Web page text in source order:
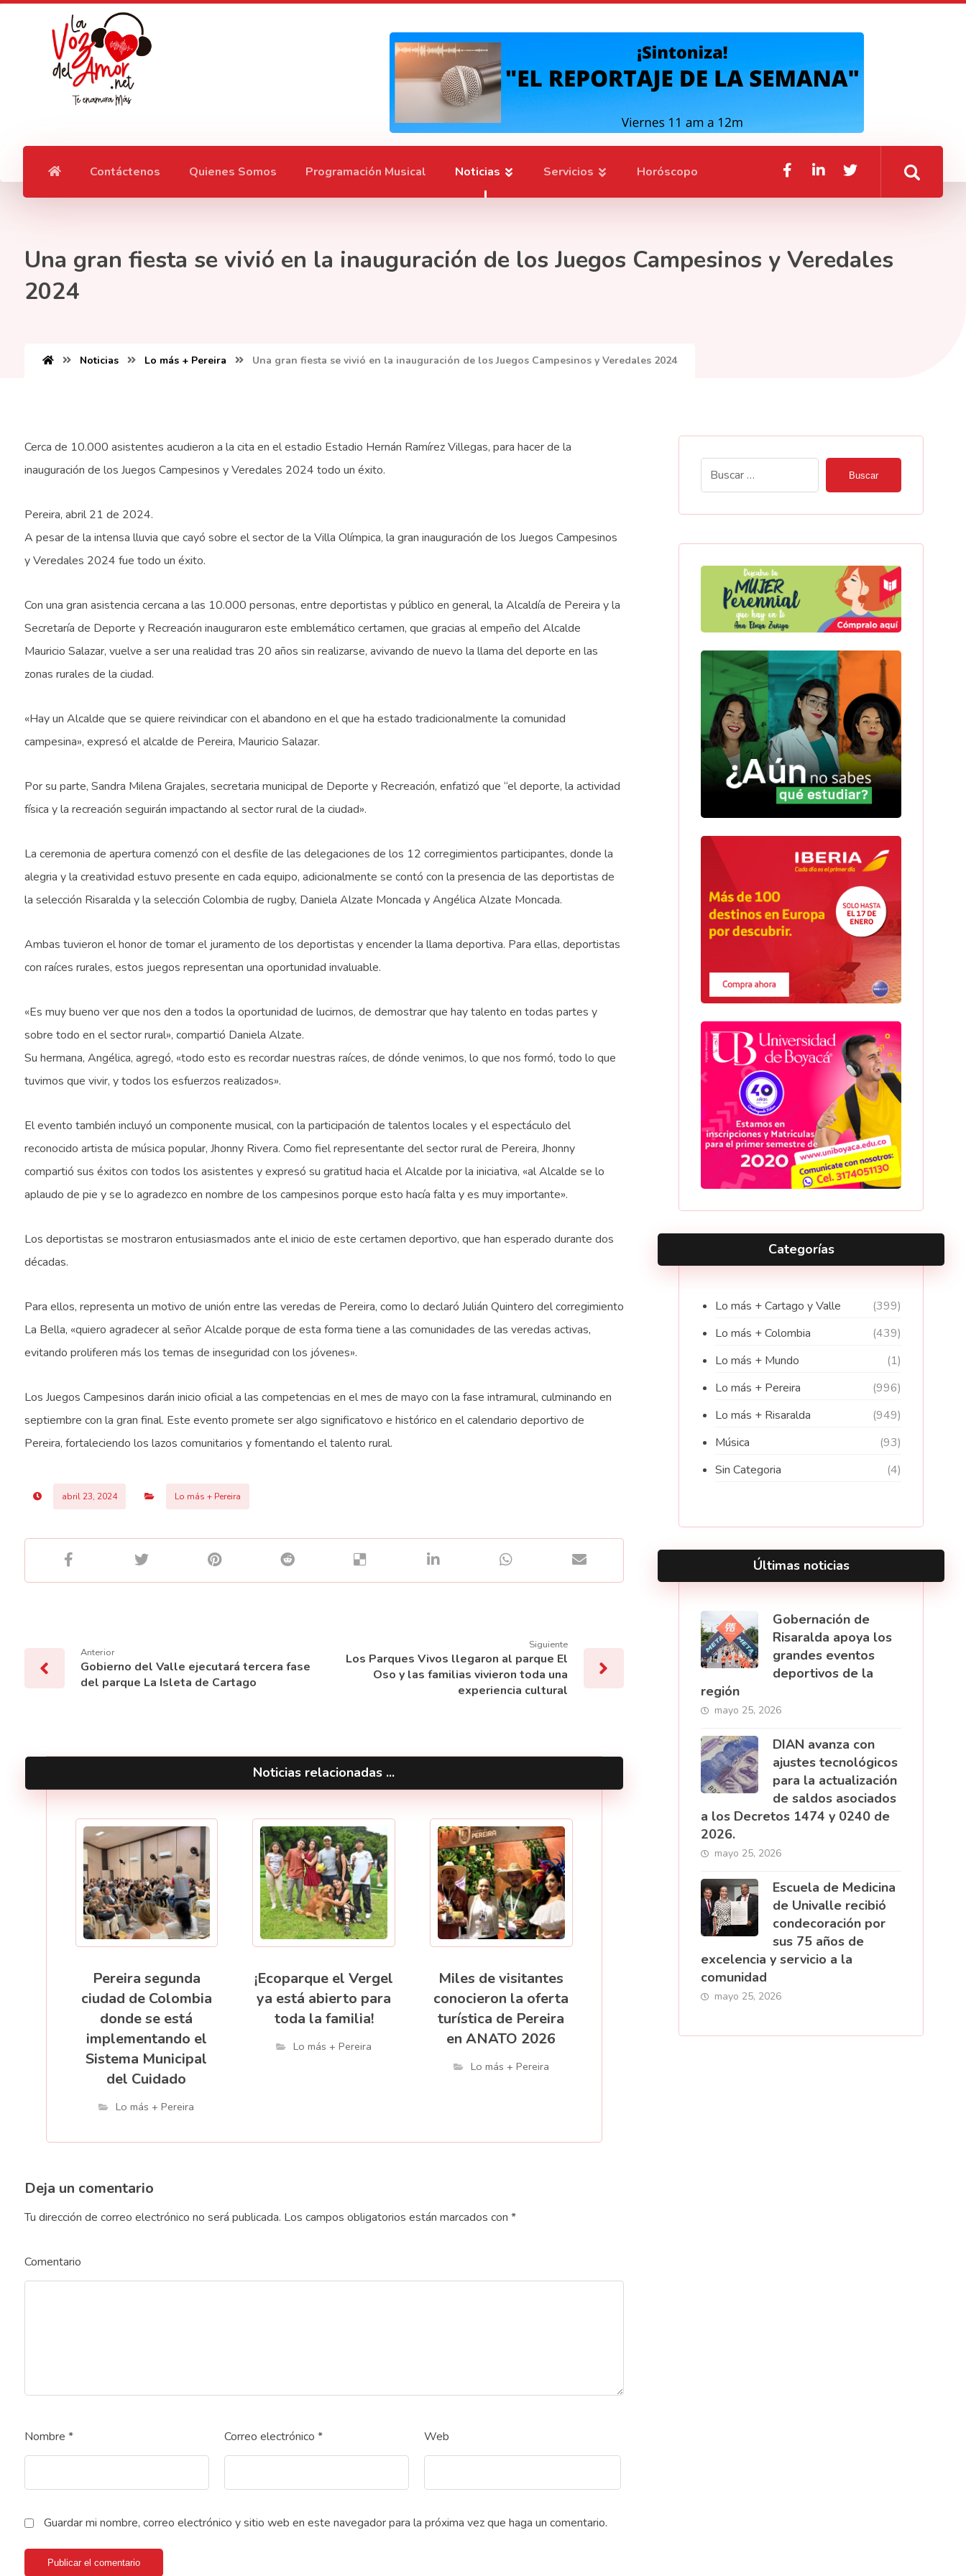
Contáctenos Quienes Somos Programación Musical Noticias Servicios Horóscopo
Una gran fiesta se vivió en la inauguración de los Juegos Campesinos y Veredales
2024
Noticias Lo más + Pereira Una gran fiesta se vivió en la inauguración de los Juegos Campesinos y Veredales 2024
Cerca de 10.000 asistentes acudieron a la cita en el estadio Estadio Hernán Ramírez Villegas, para hacer de la
inauguración de los Juegos Campesinos y Veredales 2024 todo un éxito.
Pereira, abril 21 de 2024.
A pesar de la intensa lluvia que cayó sobre el sector de la Villa Olímpica, la gran inauguración de los Juegos Campesinos
y Veredales 2024 fue todo un éxito.
Con una gran asistencia cercana a las 10.000 personas, entre deportistas y público en general, la Alcaldía de Pereira y la
Secretaría de Deporte y Recreación inauguraron este emblemático certamen, que gracias al empeño del Alcalde
Mauricio Salazar, vuelve a ser una realidad tras 20 años sin realizarse, avivando de nuevo la llama del deporte en las
zonas rurales de la ciudad.
«Hay un Alcalde que se quiere reivindicar con el abandono en el que ha estado tradicionalmente la comunidad
campesina», expresó el alcalde de Pereira, Mauricio Salazar.
Por su parte, Sandra Milena Grajales, secretaria municipal de Deporte y Recreación, enfatizó que “el deporte, la actividad
física y la recreación seguirán impactando al sector rural de la ciudad».
La ceremonia de apertura comenzó con el desfile de las delegaciones de los 12 corregimientos participantes, donde la
alegria y la creatividad estuvo presente en cada equipo, adicionalmente se contó con la presencia de las deportistas de
la selección Risaralda y la selección Colombia de rugby, Daniela Alzate Moncada y Angélica Alzate Moncada.
Ambas tuvieron el honor de tomar el juramento de los deportistas y encender la llama deportiva. Para ellas, deportistas
con raíces rurales, estos juegos representan una oportunidad invaluable.
«Es muy bueno ver que nos den a todos la oportunidad de lucirnos, de demostrar que hay talento en todas partes y
sobre todo en el sector rural», compartió Daniela Alzate.
Su hermana, Angélica, agregó, «todo esto es recordar nuestras raíces, de dónde venimos, lo que nos formó, todo lo que
tuvimos que vivir, y todos los esfuerzos realizados».
El evento también incluyó un componente musical, con la participación de talentos locales y el espectáculo del
reconocido artista de música popular, Jhonny Rivera. Como fiel representante del sector rural de Pereira, Jhonny
compartió sus éxitos con todos los asistentes y expresó su gratitud hacia el Alcalde por la iniciativa, «al Alcalde se lo
aplaudo de pie y se lo agradezco en nombre de los campesinos porque esto hacía falta y es muy importante».
Los deportistas se mostraron entusiasmados ante el inicio de este certamen deportivo, que han esperado durante dos
décadas.
Para ellos, representa un motivo de unión entre las veredas de Pereira, como lo declaró Julián Quintero del corregimiento
La Bella, «quiero agradecer al señor Alcalde porque de esta forma tiene a las comunidades de las veredas activas,
evitando proliferen más los temas de inseguridad con los jóvenes».
Los Juegos Campesinos darán inicio oficial a las competencias en el mes de mayo con la fase intramural, culminando en
septiembre con la gran final. Este evento promete ser algo significatovo e histórico en el calendario deportivo de
Pereira, fortaleciendo los lazos comunitarios y fomentando el talento rural.
abril 23, 2024 Lo más + Pereira
Anterior
Gobierno del Valle ejecutará tercera fase
del parque La Isleta de Cartago
Siguiente
Los Parques Vivos llegaron al parque El
Oso y las familias vivieron toda una
experiencia cultural
Noticias relacionadas ...
Pereira segunda
ciudad de Colombia
donde se está
implementando el
Sistema Municipal
del Cuidado
Lo más + Pereira
¡Ecoparque el Vergel
ya está abierto para
toda la familia!
Lo más + Pereira
Miles de visitantes
conocieron la oferta
turística de Pereira
en ANATO 2026
Lo más + Pereira
Deja un comentario
Tu dirección de correo electrónico no será publicada. Los campos obligatorios están marcados con *
Comentario
Nombre * Correo electrónico * Web
Guardar mi nombre, correo electrónico y sitio web en este navegador para la próxima vez que haga un comentario.
Publicar el comentario
Buscar
Categorías
Lo más + Cartago y Valle
(399)
Lo más + Colombia
(439)
Lo más + Mundo
(1)
Lo más + Pereira
(996)
Lo más + Risaralda
(949)
Música
(93)
Sin Categoria
(4)
Últimas noticias
Gobernación de
Risaralda apoya los
grandes eventos
deportivos de la
región
mayo 25, 2026
DIAN avanza con
ajustes tecnológicos
para la actualización
de saldos asociados
a los Decretos 1474 y 0240 de
2026.
mayo 25, 2026
Escuela de Medicina
de Univalle recibió
condecoración por
sus 75 años de
excelencia y servicio a la
comunidad
mayo 25, 2026